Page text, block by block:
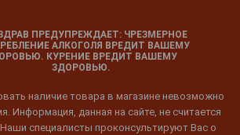
ПРЕДУПРЕЖДАЕТ: ЧРЕЗМЕРНОЕ
АЛКОГОЛЯ ВРЕДИТ ВАШЕМУ
КУРЕНИЕ ВРЕДИТ ВАШЕМУ
ЗДОРОВЬЮ.
наличие товара в магазине невозможно
Информация, данная на сайте, не считается
специалисты проконсультируют Вас о